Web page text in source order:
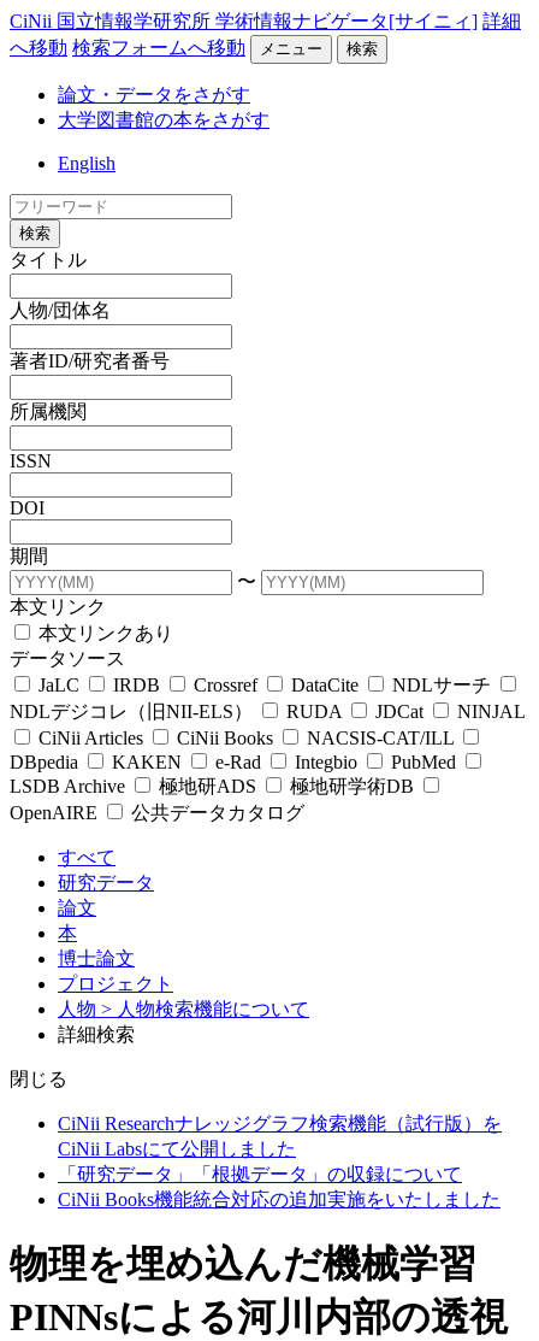
CiNii 国立情報学研究所 学術情報ナビゲータ[サイニィ] 詳細
へ移動 検索フォームへ移動 メニュー 検索
論文・データをさがす
大学図書館の本をさがす
English
検索
タイトル
人物/団体名
著者ID/研究者番号
所属機関
ISSN
DOI
期間
〜
本文リンク
本文リンクあり
データソース
JaLC
IRDB Crossref DataCite
NDLサーチ
NDLデジコレ（旧NII-ELS）
RUDA JDCat
NINJAL
CiNii Articles
CiNii Books
NACSIS-CAT/ILL
DBpedia
KAKEN e-Rad Integbio
PubMed
LSDB Archive
極地研ADS
極地研学術DB
OpenAIRE
公共データカタログ
すべて
研究データ
論文
本
博士論文
プロジェクト
人物 > 人物検索機能について
詳細検索
閉じる
CiNii Researchナレッジグラフ検索機能（試行版）を
CiNii Labsにて公開しました
「研究データ」「根拠データ」の収録について
CiNii Books機能統合対応の追加実施をいたしました
物理を埋め込んだ機械学習
PINNsによる河川内部の透視